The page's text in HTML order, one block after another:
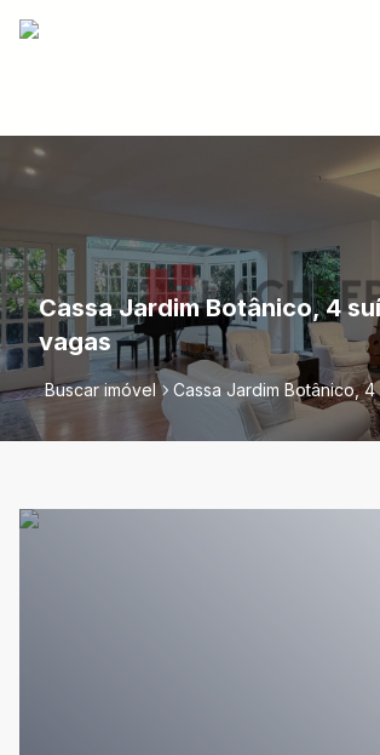
Cassa Jardim Botânico, 4
vagas
Buscar imóvel Cassa Jardim Botânico,